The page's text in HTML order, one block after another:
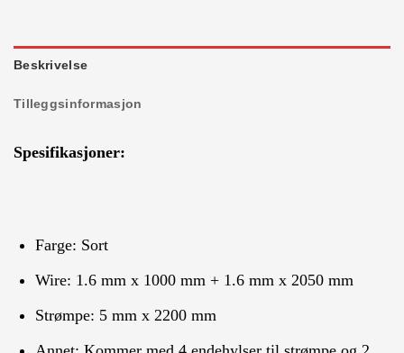
Beskrivelse
Tilleggsinformasjon
Spesifikasjoner:
Farge: Sort
Wire: 1.6 mm x 1000 mm + 1.6 mm x 2050 mm
Strømpe: 5 mm x 2200 mm